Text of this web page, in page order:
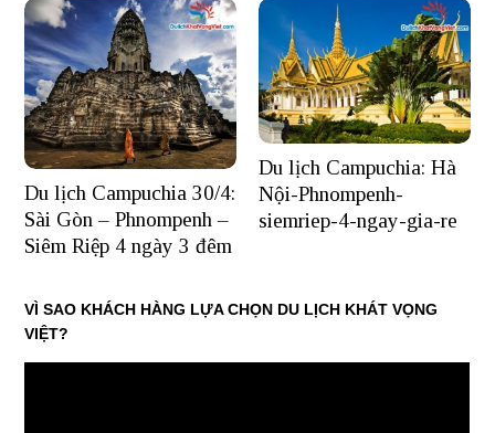
Du lịch Campuchia 30/4:
Sài Gòn – Phnompenh –
Siêm Riệp 4 ngày 3 đêm
Du lịch Campuchia: Hà
Nội-Phnompenh-
siemriep-4-ngay-gia-re
VÌ SAO KHÁCH HÀNG LỰA CHỌN DU LỊCH KHÁT VỌNG
VIỆT?